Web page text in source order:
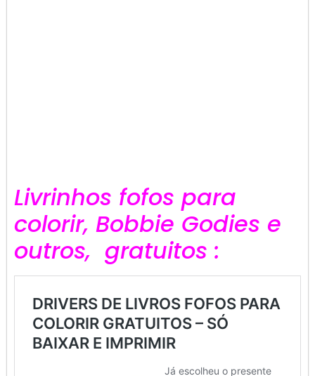
Livrinhos fofos para
colorir, Bobbie Godies e
outros, gratuitos :